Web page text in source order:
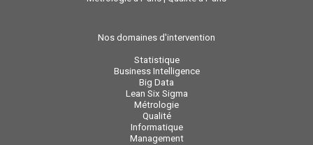
Nos domaines d'intervention
Statistique
Business Intelligence
Big Data
Lean Six Sigma
Métrologie
Qualité
Informatique
Management